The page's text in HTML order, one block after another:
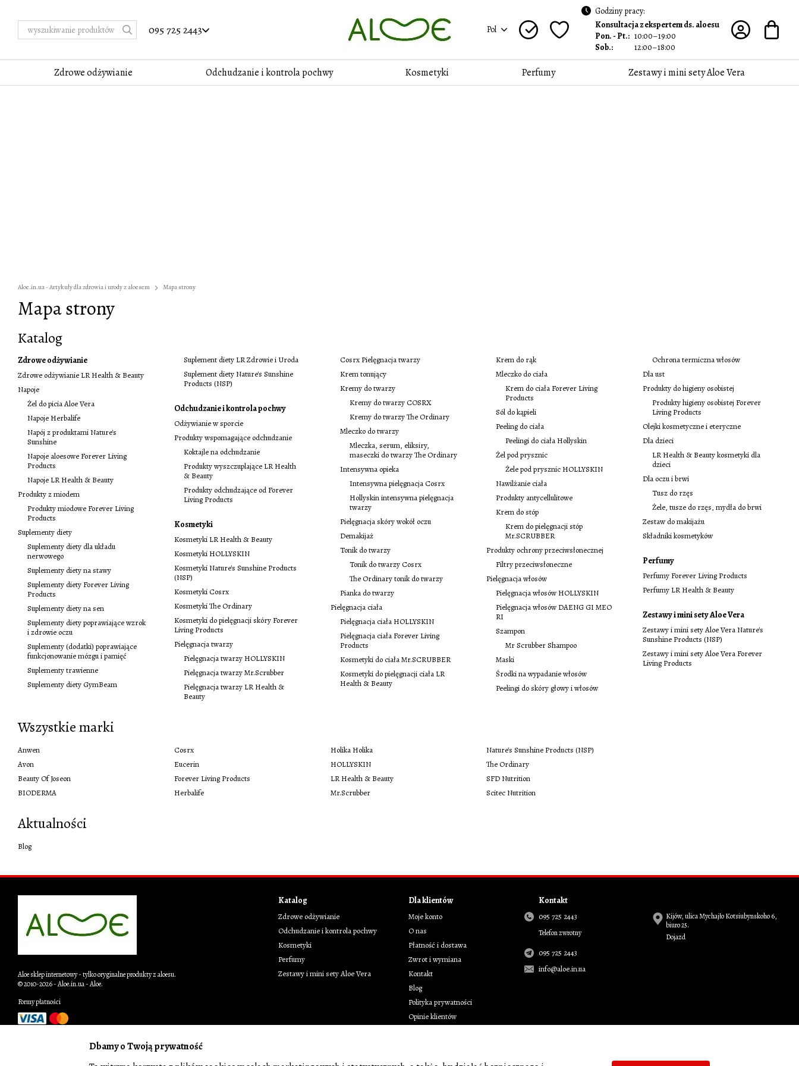
095 725 2443 Pol
Godziny pracy:
Konsultacja z ekspertem ds. aloesu
Pon. - Pt.: 10:00–19:00
Sob.:
12:00–18:00
Zdrowe odżywianie Odchudzanie i kontrola pochwy Kosmetyki Perfumy Zestawy i mini sety Aloe Vera
Aloe.in.ua - Artykuły dla zdrowia i urody z aloesem Mapa strony
Mapa strony
Katalog
Zdrowe odżywianie
Zdrowe odżywianie LR Health & Beauty
Napoje
Żel do picia Aloe Vera
Napoje Herbalife
Napój z produktami Nature's
Sunshine
Napoje aloesowe Forever Living
Products
Napoje LR Health & Beauty
Produkty z miodem
Produkty miodowe Forever Living
Products
Suplementy diety
Suplementy diety dla układu
nerwowego
Suplementy diety na stawy
Suplementy diety Forever Living
Products
Suplementy diety na sen
Suplementy diety poprawiające wzrok
i zdrowie oczu
Suplementy (dodatki) poprawiające
funkcjonowanie mózgu i pamięć
Suplementy trawienne
Suplementy diety GymBeam
Suplement diety LR Zdrowie i Uroda
Suplement diety Nature's Sunshine
Products (NSP)
Odchudzanie i kontrola pochwy
Odżywianie w sporcie
Produkty wspomagające odchudzanie
Koktajle na odchudzanie
Produkty wyszczuplające LR Health
& Beauty
Produkty odchudzające od Forever
Living Products
Kosmetyki
Kosmetyki LR Health & Beauty
Kosmetyki HOLLYSKIN
Kosmetyki Nature's Sunshine Products
(NSP)
Kosmetyki Cosrx
Kosmetyki The Ordinary
Kosmetyki do pielęgnacji skóry Forever
Living Products
Pielęgnacja twarzy
Pielęgnacja twarzy HOLLYSKIN
Pielęgnacja twarzy Mr.Scrubber
Pielęgnacja twarzy LR Health &
Beauty
Cosrx Pielęgnacja twarzy
Krem tonujący
Kremy do twarzy
Kremy do twarzy COSRX
Kremy do twarzy The Ordinary
Mleczko do twarzy
Mleczka, serum, eliksiry,
maseczki do twarzy The Ordinary
Intensywna opieka
Intensywna pielęgnacja Cosrx
Hollyskin intensywna pielęgnacja
twarzy
Pielęgnacja skóry wokół oczu
Demakijaż
Tonik do twarzy
Tonik do twarzy Cosrx
The Ordinary tonik do twarzy
Pianka do twarzy
Pielęgnacja ciała
Pielęgnacja ciała HOLLYSKIN
Pielęgnacja ciała Forever Living
Products
Kosmetyki do ciała Mr.SCRUBBER
Kosmetyki do pielęgnacji ciała LR
Health & Beauty
Krem do rąk
Mleczko do ciała
Krem do ciała Forever Living
Products
Sól do kąpieli
Peeling do ciała
Peelingi do ciała Hollyskin
Żel pod prysznic
Żele pod prysznic HOLLYSKIN
Nawilżanie ciała
Produkty antycellulitowe
Krem do stóp
Krem ​​do pielęgnacji stóp
Mr.SCRUBBER
Produkty ochrony przeciwsłonecznej
Filtry przeciwsłoneczne
Pielęgnacja włosów
Pielęgnacja włosów HOLLYSKIN
Pielęgnacja włosów DAENG GI MEO
RI
Szampon
Mr Scrubber Shampoo
Maski
Środki na wypadanie włosów
Peelingi do skóry głowy i włosów
Ochrona termiczna włosów
Dla ust
Produkty do higieny osobistej
Produkty higieny osobistej Forever
Living Products
Olejki kosmetyczne i eteryczne
Dla dzieci
LR Health & Beauty kosmetyki dla
dzieci
Dla oczu i brwi
Tusz do rzęs
Żele, tusze do rzęs, mydła do brwi
Zestaw do makijażu
Składniki kosmetyków
Perfumy
Perfumy Forever Living Products
Perfumy LR Health & Beauty
Zestawy i mini sety Aloe Vera
Zestawy i mini sety Aloe Vera Nature's
Sunshine Products (NSP)
Zestawy i mini sety Aloe Vera Forever
Living Products
Wszystkie marki
Anwen
Avon
Beauty Of Joseon
BIODERMA
Cosrx
Eucerin
Forever Living Products
Herbalife
Holika Holika
HOLLYSKIN
LR Health & Beauty
Mr.Scrubber
Nature's Sunshine Products (NSP)
The Ordinary
SFD Nutrition
Scitec Nutrition
Aktualności
Blog
Aloe sklep internetowy - tylko oryginalne produkty z aloesu.
© 2010-2026 - Aloe.in.ua - Aloe.
Formy płatności
Katalog
Zdrowe odżywianie
Odchudzanie i kontrola pochwy
Kosmetyki
Perfumy
Zestawy i mini sety Aloe Vera
Dla klientów
Moje konto
O nas
Płatność i dostawa
Zwrot i wymiana
Kontakt
Blog
Polityka prywatności
Opinie klientów
Kontakt
095 725 2443
Telefon zwrotny
095 725 2443
info@aloe.in.ua
Kijów, ulica Mychajło Kotsiubynskoho 6,
biuro 25.
Dojazd
Dbamy o Twoją prywatność